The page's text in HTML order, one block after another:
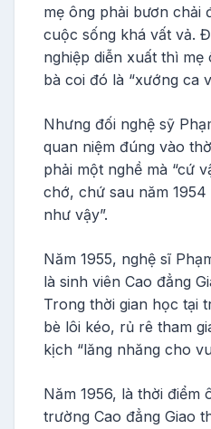
mẹ ông phải bươn chải
cuộc sống khá vất vả.
nghiệp diễn xuất thì
bà coi đó là “xướng ca
Nhưng đối nghệ sỹ
quan niệm đúng vào
phải một nghề mà “cứ
chớ, chứ sau năm
như vậy”.
Năm 1955, nghệ sĩ
là sinh viên Cao đẳng
Trong thời gian học tại
bè lôi kéo, rủ rê tham
kịch “lăng nhăng cho
Năm 1956, là thời điểm
trường Cao đẳng Giao